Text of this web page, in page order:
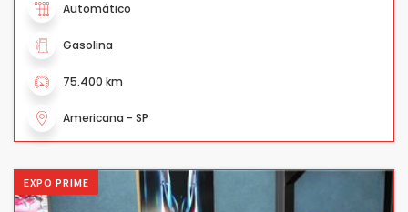
Automático
Gasolina
75.400 km
Americana - SP
EXPO PRIME